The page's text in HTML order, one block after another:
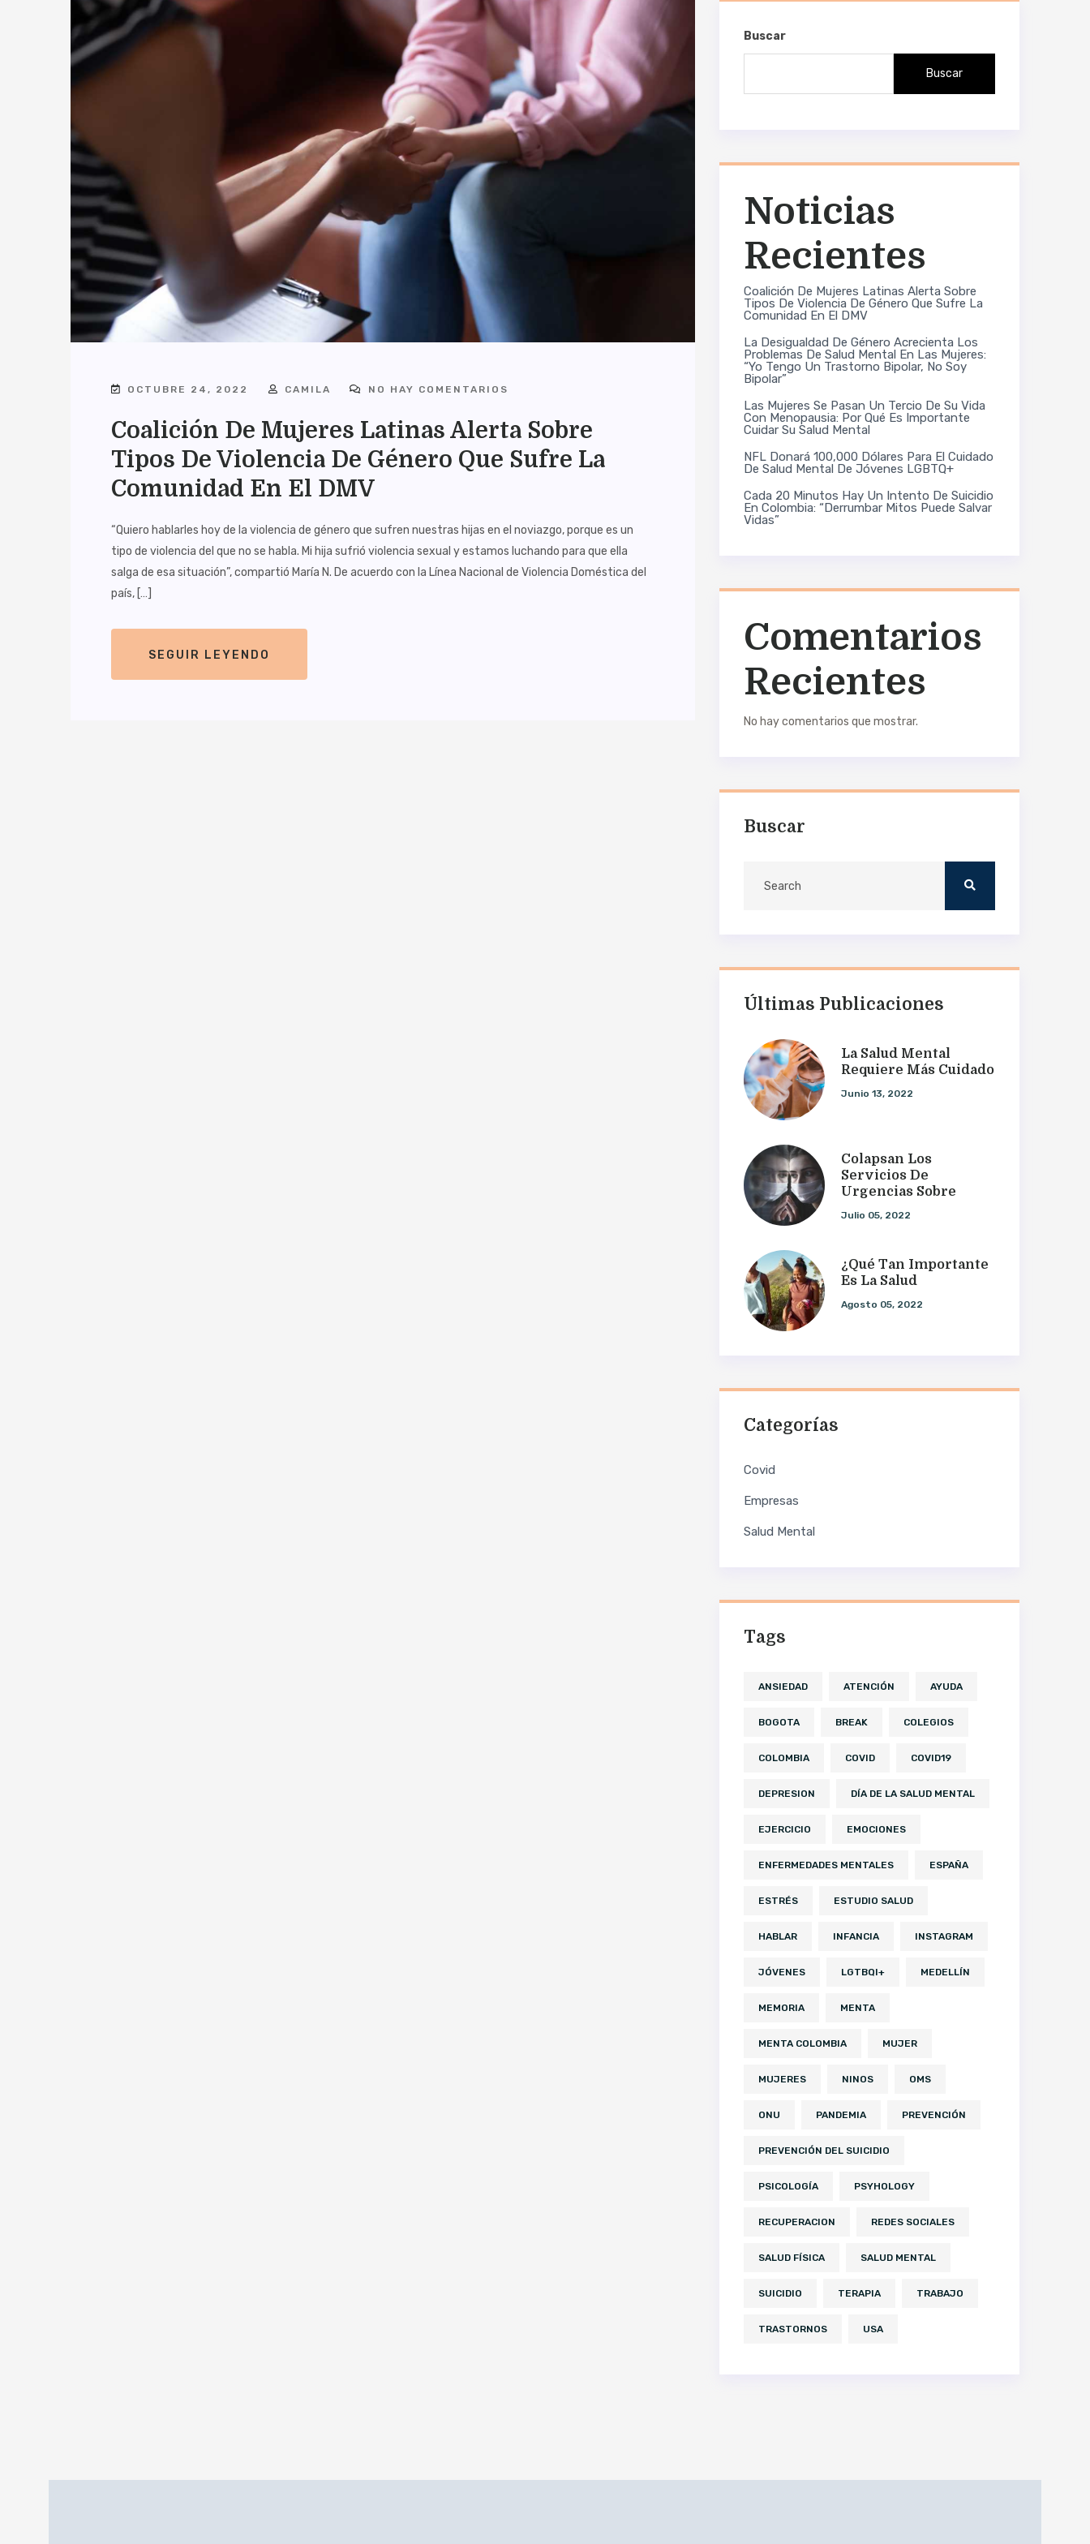
OCTUBRE 24, 2022 CAMILA NO HAY COMENTARIOS
Coalición De Mujeres Latinas Alerta Sobre
Tipos De Violencia De Género Que Sufre La
Comunidad En El DMV
“Quiero hablarles hoy de la violencia de género que sufren nuestras hijas en el noviazgo, porque es un
tipo de violencia del que no se habla. Mi hija sufrió violencia sexual y estamos luchando para que ella
salga de esa situación”, compartió María N. De acuerdo con la Línea Nacional de Violencia Doméstica del
país, […]
SEGUIR LEYENDO
Buscar
Buscar
Noticias
Recientes
Coalición De Mujeres Latinas Alerta Sobre
Tipos De Violencia De Género Que Sufre La
Comunidad En El DMV
La Desigualdad De Género Acrecienta Los
Problemas De Salud Mental En Las Mujeres:
“Yo Tengo Un Trastorno Bipolar, No Soy
Bipolar”
Las Mujeres Se Pasan Un Tercio De Su Vida
Con Menopausia: Por Qué Es Importante
Cuidar Su Salud Mental
NFL Donará 100,000 Dólares Para El Cuidado
De Salud Mental De Jóvenes LGBTQ+
Cada 20 Minutos Hay Un Intento De Suicidio
En Colombia: “Derrumbar Mitos Puede Salvar
Vidas”
Comentarios
Recientes
No hay comentarios que mostrar.
Buscar
Últimas Publicaciones
La Salud Mental
Requiere Más Cuidado
Junio 13, 2022
Colapsan Los
Servicios De
Urgencias Sobre
Julio 05, 2022
¿Qué Tan Importante
Es La Salud
Agosto 05, 2022
Categorías
Covid
Empresas
Salud Mental
Tags
ANSIEDAD ATENCIÓN AYUDA
BOGOTA BREAK COLEGIOS
COLOMBIA COVID COVID19
DEPRESION DÍA DE LA SALUD MENTAL
EJERCICIO EMOCIONES
ENFERMEDADES MENTALES ESPAÑA
ESTRÉS ESTUDIO SALUD
HABLAR INFANCIA INSTAGRAM
JÓVENES LGTBQI+ MEDELLÍN
MEMORIA MENTA
MENTA COLOMBIA MUJER
MUJERES NINOS OMS
ONU PANDEMIA PREVENCIÓN
PREVENCIÓN DEL SUICIDIO
PSICOLOGÍA PSYHOLOGY
RECUPERACION REDES SOCIALES
SALUD FÍSICA SALUD MENTAL
SUICIDIO TERAPIA TRABAJO
TRASTORNOS USA